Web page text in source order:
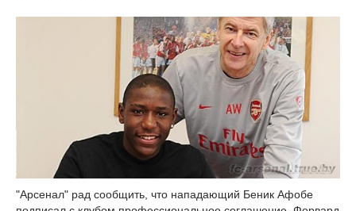
"Арсенал" рад сообщить, что нападающий Беник Афобе